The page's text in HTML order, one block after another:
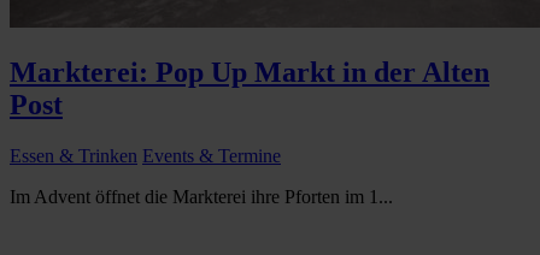
Markterei: Pop Up Markt in der Alten
Post
Essen & Trinken Events & Termine
Im Advent öffnet die Markterei ihre Pforten im 1...